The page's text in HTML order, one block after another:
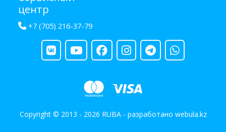
центр
+7 (705) 216-37-79
Copyright © 2013 - 2026 RUBA - разработано webula.kz